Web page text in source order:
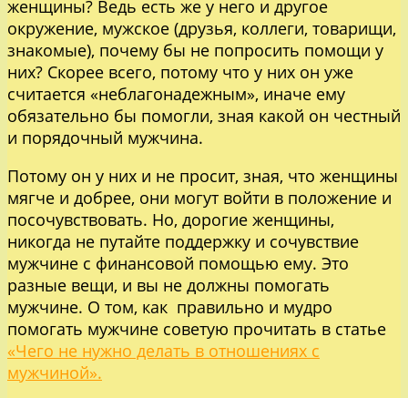
женщины? Ведь есть же у него и другое
окружение, мужское (друзья, коллеги, товарищи,
знакомые), почему бы не попросить помощи у
них? Скорее всего, потому что у них он уже
считается «неблагонадежным», иначе ему
обязательно бы помогли, зная какой он честный
и порядочный мужчина.
Потому он у них и не просит, зная, что женщины
мягче и добрее, они могут войти в положение и
посочувствовать. Но, дорогие женщины,
никогда не путайте поддержку и сочувствие
мужчине с финансовой помощью ему. Это
разные вещи, и вы не должны помогать
мужчине. О том, как правильно и мудро
помогать мужчине советую прочитать в статье
«Чего не нужно делать в отношениях с
мужчиной».